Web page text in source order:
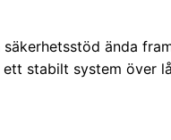
ända
stabilt system över